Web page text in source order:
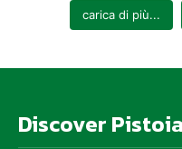
carica di più...
Discover Pistoia